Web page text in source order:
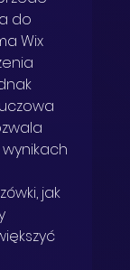
do
Wix
jak